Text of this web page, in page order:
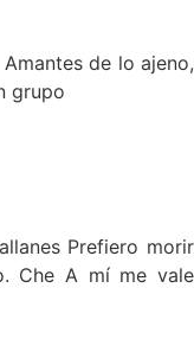
de lo ajeno,
grupo
Prefiero morir
Che A mí me vale